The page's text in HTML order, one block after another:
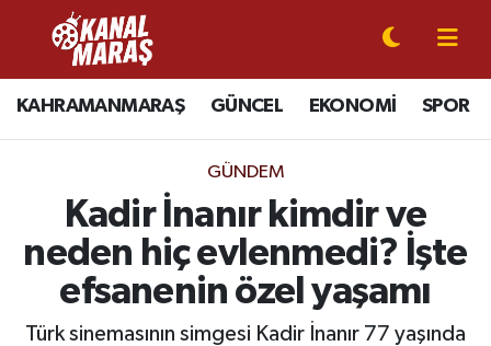
KAHRAMANMARAŞ GÜNCEL EKONOMİ SPOR
GÜNDEM
Kadir İnanır kimdir ve
neden hiç evlenmedi? İşte
efsanenin özel yaşamı
Türk sinemasının simgesi Kadir İnanır 77 yaşında
CANLI YAYIN
KAHRAMANMARAŞ
GÜNCEL
SPOR
SİYASET
Kahramanmaraş Nöbetçi Eczaneler
Kahramanmaraş Hava Durumu
Kahramanmaraş Namaz Vakitleri
Kahramanmaraş Trafik Yoğunluk Haritası
Süper Lig Puan Durumu ve Fikstür